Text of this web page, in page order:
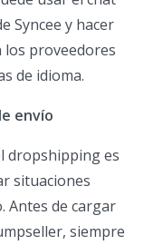
Syncee y hacer
los proveedores
de idioma.
envío
dropshipping es
situaciones
Antes de cargar
siempre